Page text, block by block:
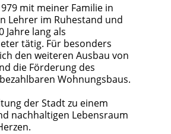
mit meiner Familie in
Lehrer im Ruhestand und
Jahre lang als
tätig. Für besonders
den weiteren Ausbau von
die Förderung des
Wohnungsbaus.
der Stadt zu einem
nachhaltigen Lebensraum